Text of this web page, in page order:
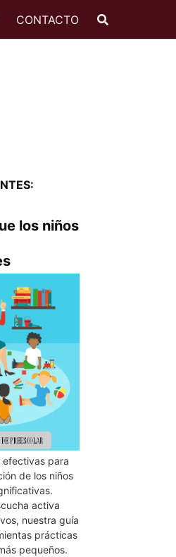
CONTACTO
los niños
efectivas para
de los niños
activa
nuestra guía
prácticas
pequeños.